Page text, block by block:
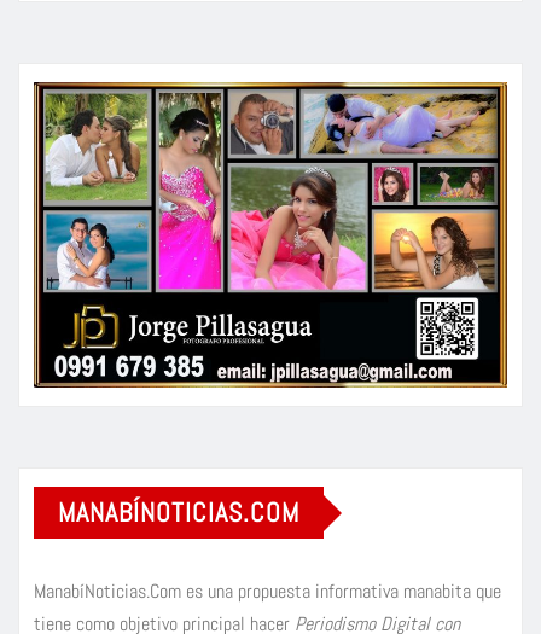
MANABÍNOTICIAS.COM
ManabíNoticias.Com es una propuesta informativa manabita que
tiene como objetivo principal hacer Periodismo Digital con